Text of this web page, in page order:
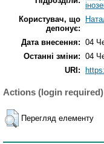
Користувач, що
депонує:
Дата внесення: 04
Останні зміни: 04
URI:
Actions (login required)
Перегляд елементу